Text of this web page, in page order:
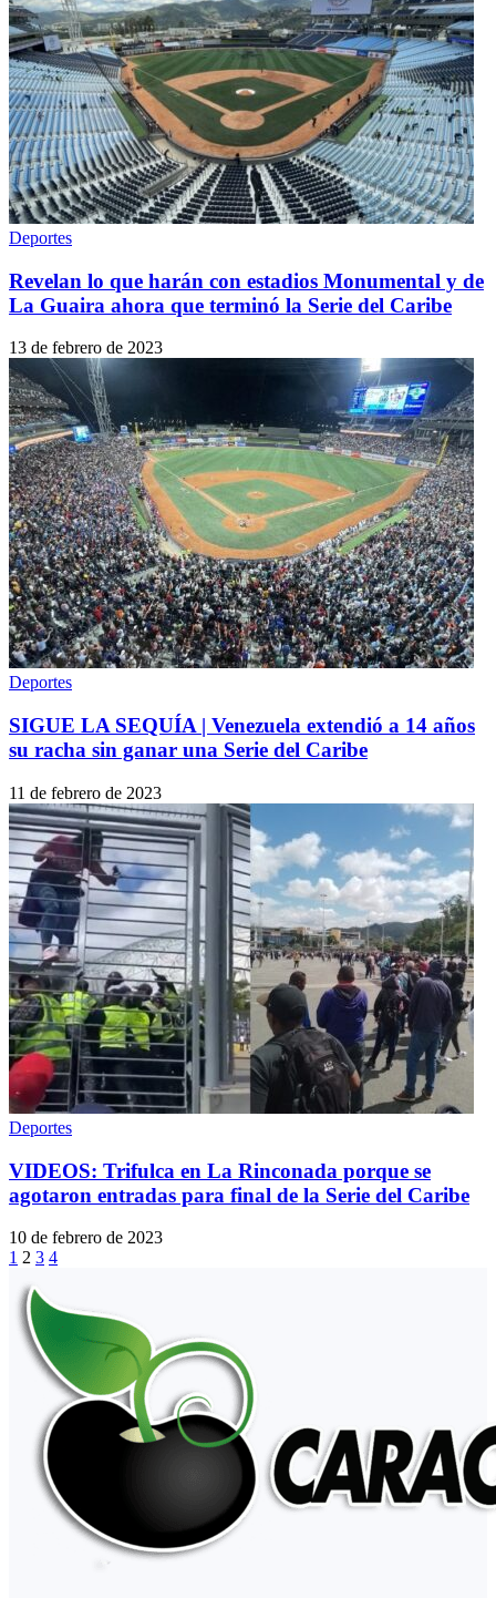
Deportes
Revelan lo que harán con estadios Monumental y de
La Guaira ahora que terminó la Serie del Caribe
13 de febrero de 2023
Deportes
SIGUE LA SEQUÍA | Venezuela extendió a 14 años
su racha sin ganar una Serie del Caribe
11 de febrero de 2023
Deportes
VIDEOS: Trifulca en La Rinconada porque se
agotaron entradas para final de la Serie del Caribe
10 de febrero de 2023
1 2 3 4